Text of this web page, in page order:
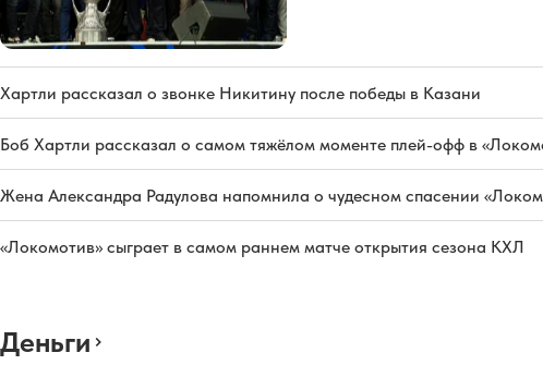
Хартли рассказал о звонке Никитину после победы в Казани
Боб Хартли рассказал о самом тяжёлом моменте плей-офф в
Жена Александра Радулова напомнила о чудесном спасении
«Локомотив» сыграет в самом раннем матче открытия сезона КХЛ
Деньги